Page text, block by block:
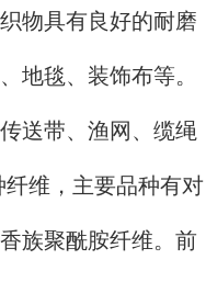
物具有良好的耐磨
地毯、装饰布等。
送带、渔网、缆绳
维，主要品种有对
族聚酰胺纤维。前